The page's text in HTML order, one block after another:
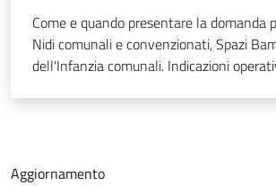
Come e quando presentare la domanda
Nidi comunali e convenzionati, Spazi
dell'Infanzia comunali. Indicazioni
Aggiornamento